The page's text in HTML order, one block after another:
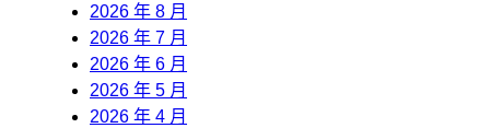
2026 年 8 月
2026 年 7 月
2026 年 6 月
2026 年 5 月
2026 年 4 月